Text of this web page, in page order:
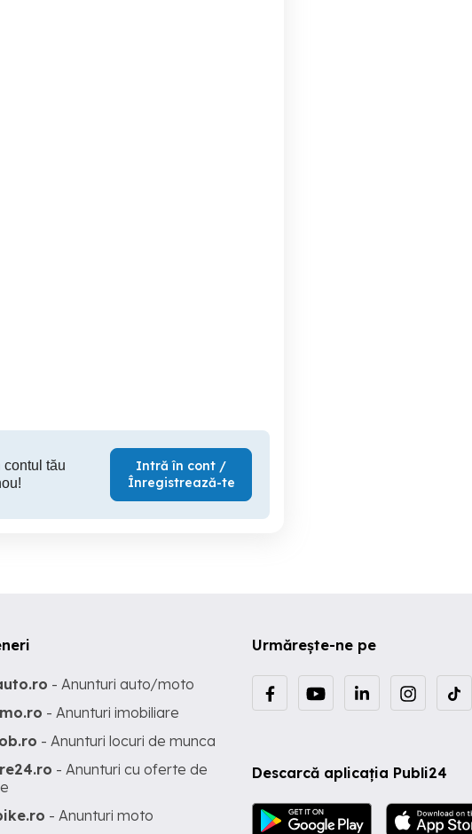
contul tău
Intră în cont /
Înregistrează-te
Urmărește-ne pe
Descarcă aplicația Publi24
- Anunturi auto/moto
- Anunturi imobiliare
- Anunturi locuri de munca
- Anunturi cu oferte de
- Anunturi moto